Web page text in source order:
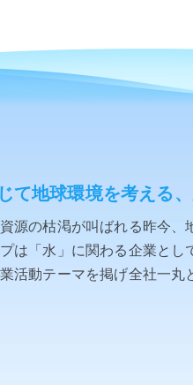
て地球環境を考える
源の枯渇が叫ばれる昨今
は「水」に関わる企業と
活動テーマを掲げ全社一